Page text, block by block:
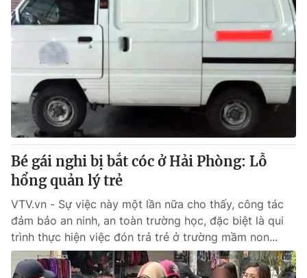
Bé gái nghi bị bắt cóc ở Hải Phòng: Lỗ
hổng quản lý trẻ
VTV.vn - Sự việc này một lần nữa cho thấy, công tác
đảm bảo an ninh, an toàn trường học, đặc biệt là qui
trình thực hiện việc đón trả trẻ ở trường mầm non...